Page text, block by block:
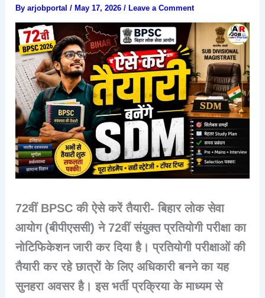
Byarjobportal/ May 17, 2026/ Leave a Comment
72वीं BPSC की ऐसे करें तैयारी- बिहार लोक सेवा
आयोग (बीपीएससी) ने 72वीं संयुक्त प्रतियोगी परीक्षा का
नोटिफिकेशन जारी कर दिया है। प्रतियोगी परीक्षाओं की
तैयारी कर रहे छात्रों के लिए अधिकारी बनने का यह
सुनहरा अवसर है। इस भर्ती प्रक्रिया के माध्यम से